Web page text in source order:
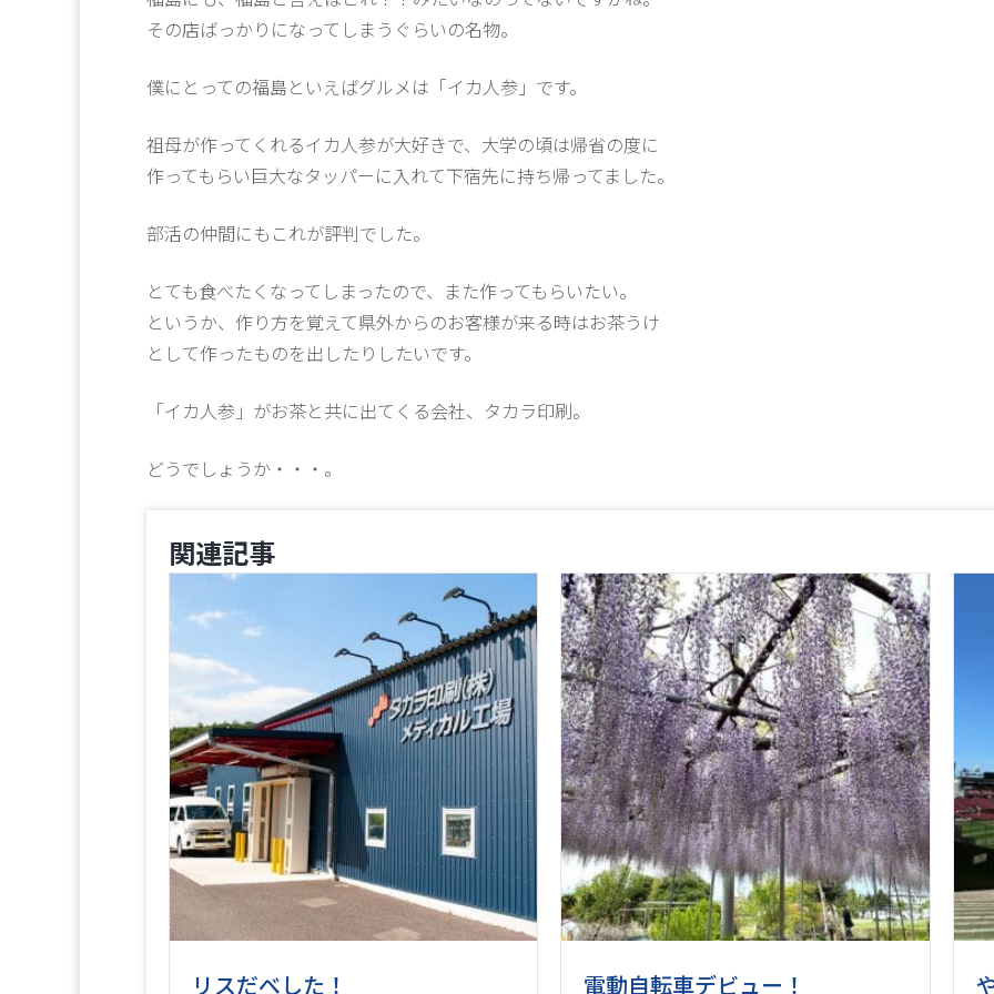
その店ばっかりになってしまうぐらいの名物。
僕にとっての福島といえばグルメは「イカ人参」です。
祖母が作ってくれるイカ人参が大好きで、大学の頃は帰省の度に
作ってもらい巨大なタッパーに入れて下宿先に持ち帰ってました。
部活の仲間にもこれが評判でした。
とても食べたくなってしまったので、また作ってもらいたい。
というか、作り方を覚えて県外からのお客様が来る時はお茶うけ
として作ったものを出したりしたいです。
「イカ人参」がお茶と共に出てくる会社、タカラ印刷。
どうでしょうか・・・。
関連記事
リスだべした！ 電動自転車デビュー！